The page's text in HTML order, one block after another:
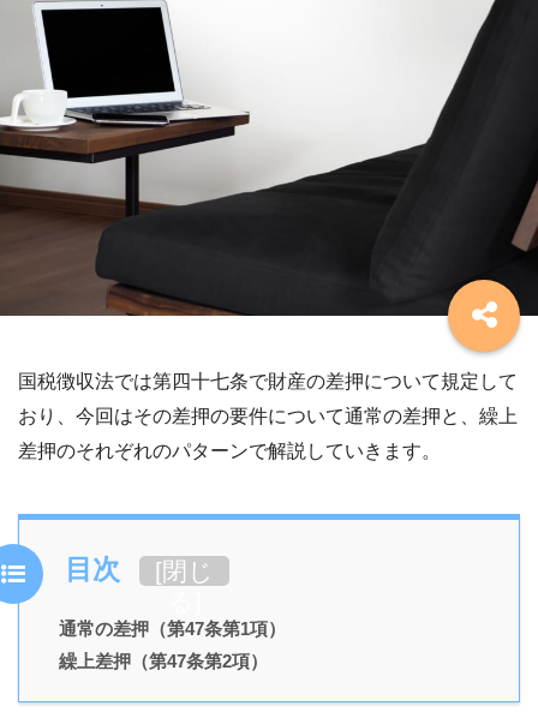
国税徴収法では第四十七条で財産の差押について規定して
おり、今回はその差押の要件について通常の差押と、繰上
差押のそれぞれのパターンで解説していきます。
目次 [閉じ
通常の差押（第47条第1項）
繰上差押（第47条第2項）